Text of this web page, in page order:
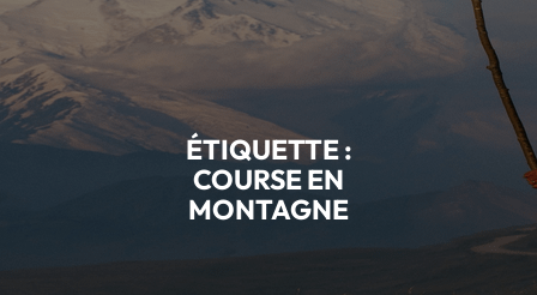
ÉTIQUETTE :
COURSE EN
MONTAGNE